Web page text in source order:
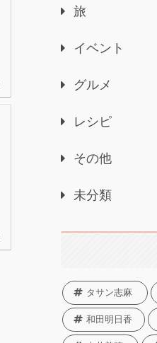
旅
イベント
グルメ
レシピ
その他
未分類
タサン志麻
和田明日香